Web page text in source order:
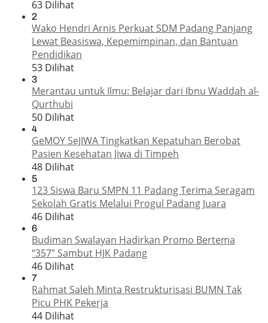
63 Dilihat
2
Wako Hendri Arnis Perkuat SDM Padang Panjang
Lewat Beasiswa, Kepemimpinan, dan Bantuan
Pendidikan
53 Dilihat
3
Merantau untuk Ilmu: Belajar dari Ibnu Waddah al-
Qurthubi
50 Dilihat
4
GeMOY SeJIWA Tingkatkan Kepatuhan Berobat
Pasien Kesehatan Jiwa di Timpeh
48 Dilihat
5
123 Siswa Baru SMPN 11 Padang Terima Seragam
Sekolah Gratis Melalui Progul Padang Juara
46 Dilihat
6
Budiman Swalayan Hadirkan Promo Bertema
“357” Sambut HJK Padang
46 Dilihat
7
Rahmat Saleh Minta Restrukturisasi BUMN Tak
Picu PHK Pekerja
44 Dilihat